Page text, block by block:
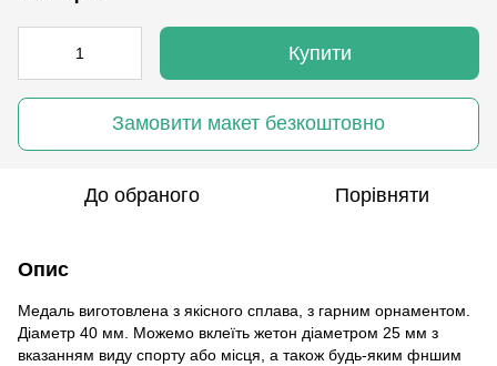
Купити
Замовити макет безкоштовно
До обраного Порівняти
Опис
Медаль виготовлена з якісного сплава, з гарним орнаментом.
Діаметр 40 мм. Можемо вклеїть жетон діаметром 25 мм з
вказанням виду спорту або місця, а також будь-яким фншим